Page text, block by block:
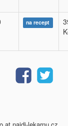
na recept